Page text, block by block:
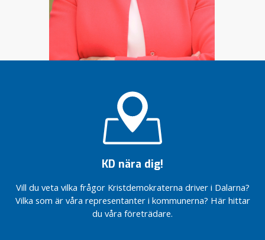
KD nära dig!
Vill du veta vilka frågor Kristdemokraterna driver i Dalarna?
Vilka som är våra representanter i kommunerna? Här hittar
du våra företrädare.